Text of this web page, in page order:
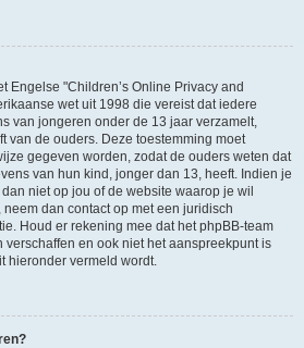
Engelse "Children’s Online Privacy and
wet uit 1998 die vereist dat iedere
van jongeren onder de 13 jaar verzamelt,
van de ouders. Deze toestemming moet
gegeven worden, zodat de ouders weten dat
van hun kind, jonger dan 13, heeft. Indien je
niet op jou of de website waarop je wil
dan contact op met een juridisch
Houd er rekening mee dat het phpBB-team
en ook niet het aanspreekpunt is
hieronder vermeld wordt.